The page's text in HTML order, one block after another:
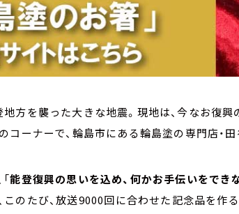
方を襲った大きな地震。現地は、今なお復
のコーナーで、輪島市にある輪島塗の専門店・
能登復興の思いを込め、何かお手伝いをでき
のたび、放送9000回に合わせた記念品を作